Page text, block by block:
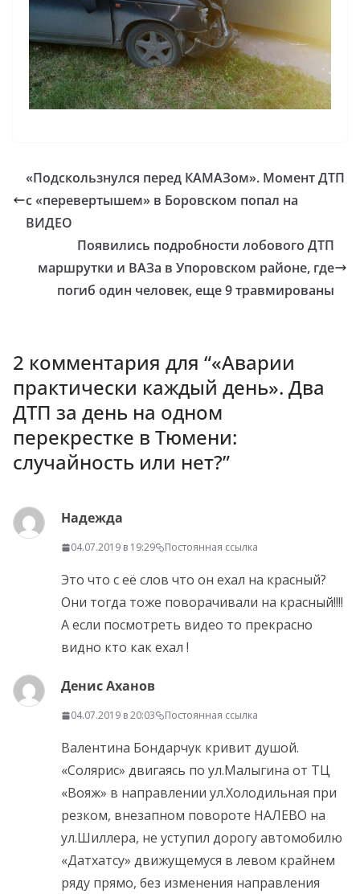
«Подскользнулся перед КАМАЗом». Момент ДТП
с «перевертышем» в Боровском попал на
ВИДЕО
Появились подробности лобового ДТП
маршрутки и ВАЗа в Упоровском районе, где
погиб один человек, еще 9 травмированы
2 комментария для “«Аварии
практически каждый день». Два
ДТП за день на одном
перекрестке в Тюмени:
случайность или нет?”
Надежда
04.07.2019 в 19:29 Постоянная ссылка
Это что с её слов что он ехал на красный?
Они тогда тоже поворачивали на красный!!!!
А если посмотреть видео то прекрасно
видно кто как ехал !
Денис Аханов
04.07.2019 в 20:03 Постоянная ссылка
Валентина Бондарчук кривит душой.
«Солярис» двигаясь по ул.Малыгина от ТЦ
«Вояж» в направлении ул.Холодильная при
резком, внезапном повороте НАЛЕВО на
ул.Шиллера, не уступил дорогу автомобилю
«Датхатсу» движущемуся в левом крайнем
ряду прямо, без изменения направления